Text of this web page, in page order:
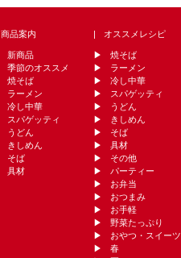
商品案内
新商品
季節のオススメ
焼そば
ラーメン
冷し中華
スパゲッティ
うどん
きしめん
そば
具材
オススメレシピ
焼そば
ラーメン
冷し中華
スパゲッティ
うどん
きしめん
そば
具材
その他
パーティー
お弁当
おつまみ
お手軽
野菜たっぷり
おやつ・スイーツ
春